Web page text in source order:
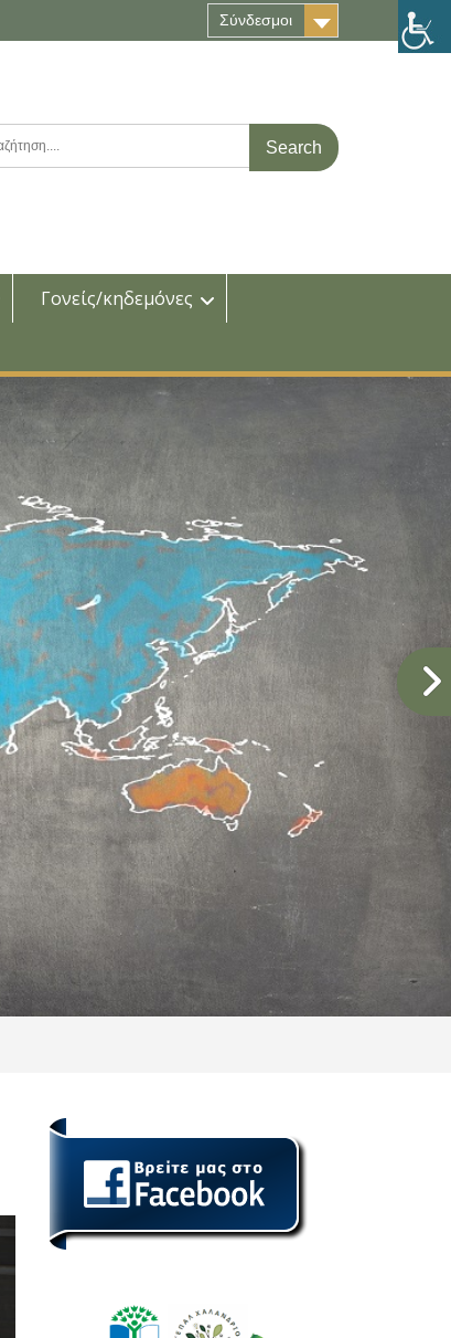
Σύνδεσμοι
Γονείς/κηδεμόνες